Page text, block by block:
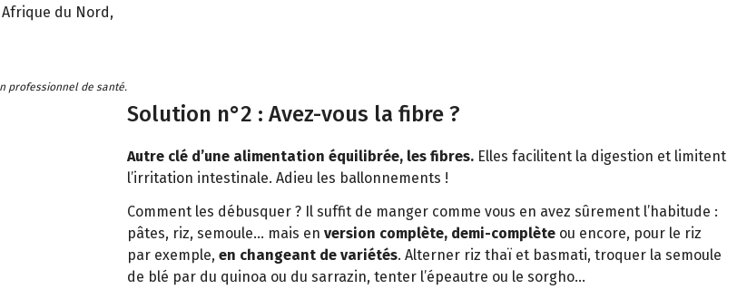
du Nord,
professionnel de santé.
Solution n°2 : Avez-vous la fibre ?
Autre clé d’une alimentation équilibrée, les fibres. Elles facilitent la digestion et limitent
l’irritation intestinale. Adieu les ballonnements !
Comment les débusquer ? Il suffit de manger comme vous en avez sûrement l’habitude :
pâtes, riz, semoule… mais en version complète, demi-complète ou encore, pour le riz
par exemple, en changeant de variétés. Alterner riz thaï et basmati, troquer la semoule
de blé par du quinoa ou du sarrazin, tenter l’épeautre ou le sorgho…